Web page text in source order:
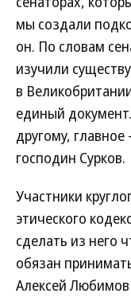
мы создали
он. По словам
изучили
в
единый
другому,
господин Сурков.
Участники
этического
сделать из него
обязан
Алексей